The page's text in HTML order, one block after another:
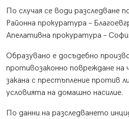
По случая се води разследване
Районна прокуратура –
Апелативна прокуратура –
Образувано е досъдебно
противозаконно повреждане
закана с престъпление против
условията на домашно насилие.
По данни на разследването